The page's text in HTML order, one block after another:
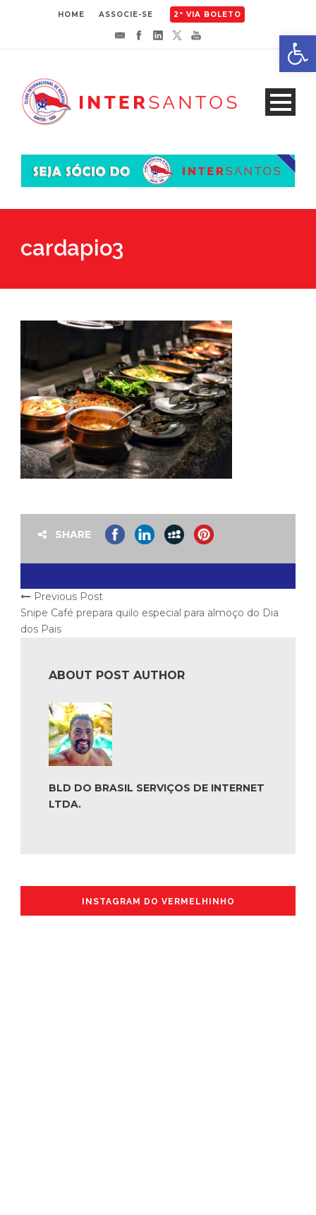
HOME ASSOCIE-SE 2ª VIA BOLETO
cardapio3
SHARE
Previous Post
Snipe Café prepara quilo especial para almoço do Dia
dos Pais
ABOUT POST AUTHOR
BLD DO BRASIL SERVIÇOS DE INTERNET
LTDA.
INSTAGRAM DO VERMELHINHO
Abrir